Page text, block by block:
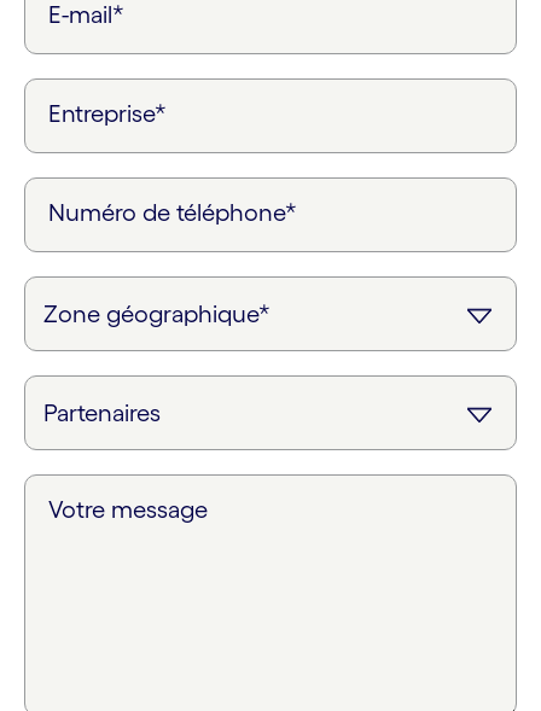
E-mail*
Entreprise*
Numéro de téléphone*
Votre message